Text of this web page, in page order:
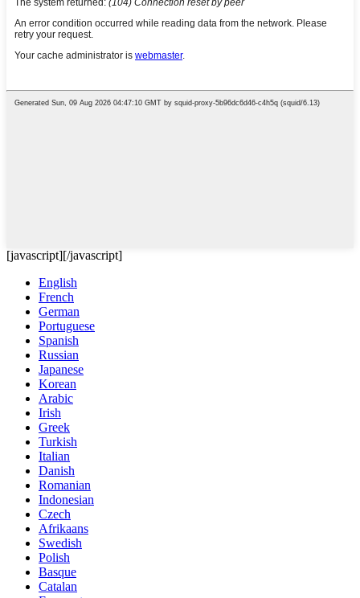
[javascript][/javascript]
English
French
German
Portuguese
Spanish
Russian
Japanese
Korean
Arabic
Irish
Greek
Turkish
Italian
Danish
Romanian
Indonesian
Czech
Afrikaans
Swedish
Polish
Basque
Catalan